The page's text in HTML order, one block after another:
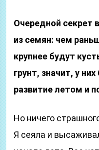
Очередной секрет
из семян: чем
крупнее будут
грунт, значит, у
развитие летом и
Но ничего
Я сеяла и